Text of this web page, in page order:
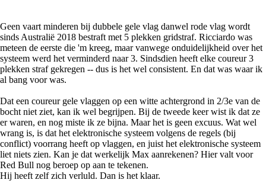
Geen vaart minderen bij dubbele gele vlag danwel rode vlag wordt
sinds Australië 2018 bestraft met 5 plekken gridstraf. Ricciardo was
meteen de eerste die 'm kreeg, maar vanwege onduidelijkheid over het
systeem werd het verminderd naar 3. Sindsdien heeft elke coureur 3
plekken straf gekregen -- dus is het wel consistent. En dat was waar ik
al bang voor was.
Dat een coureur gele vlaggen op een witte achtergrond in 2/3e van de
bocht niet ziet, kan ik wel begrijpen. Bij de tweede keer wist ik dat ze
er waren, en nog miste ik ze bijna. Maar het is geen excuus. Wat wel
wrang is, is dat het elektronische systeem volgens de regels (bij
conflict) voorrang heeft op vlaggen, en juist het elektronische systeem
liet niets zien. Kan je dat werkelijk Max aanrekenen? Hier valt voor
Red Bull nog beroep op aan te tekenen.
Hij heeft zelf zich verluld. Dan is het klaar.